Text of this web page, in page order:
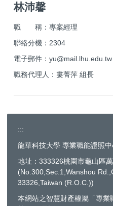
林沛馨
職 稱：專案經理
聯絡分機：2304
電子郵件：yu@mail.lhu.edu.tw
職務代理人：婁菁萍 組長
:::
龍華科技大學 專業職能證照
地址：333326桃園市龜山區
(No.300,Sec.1,Wanshou
33326,Taiwan (R.O.C.))
本網站之智慧財產權屬「專